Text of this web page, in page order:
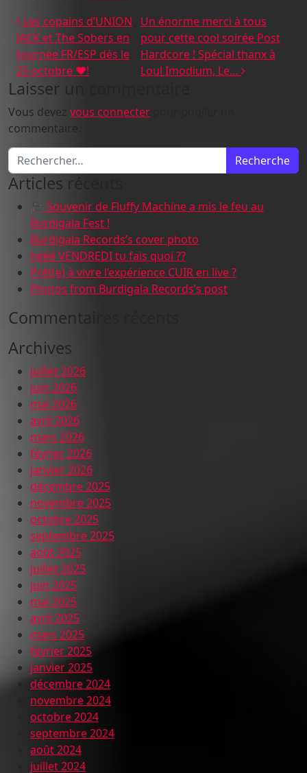
Navigation des articles
Les copains d’UNION
JACK et The Sobers en
tournée FR/ESP dès le
25 octobre ❤️!
Un énorme merci à tous
pour cette cool soirée Post
Hardcore ! Spécial thanx à
Loul Imodium, Le…
Laisser un commentaire
Vous devez vous connecter
commentaire.
Recherche pour :
Articles récents
🎥 Souvenir de Fluffy Machine a mis le feu au
Burdigala Fest !
Burdigala Records’s cover photo
hééé VENDREDI tu fais quoi ??
Prêt(e) à vivre l’expérience CUIR en live ?
Photos from Burdigala Records’s post
Commentaires récents
Archives
juillet 2026
juin 2026
mai 2026
avril 2026
mars 2026
février 2026
janvier 2026
décembre 2025
novembre 2025
octobre 2025
septembre 2025
août 2025
juillet 2025
juin 2025
mai 2025
avril 2025
mars 2025
février 2025
janvier 2025
décembre 2024
novembre 2024
octobre 2024
septembre 2024
août 2024
juillet 2024